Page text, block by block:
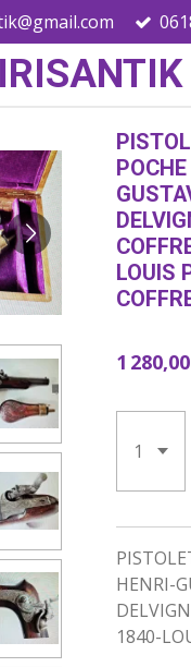
IRISANTIK
LOUIS
1
HENRI-
1840-